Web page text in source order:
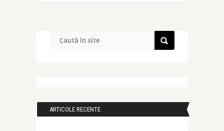
ARTICOLE RECENTE